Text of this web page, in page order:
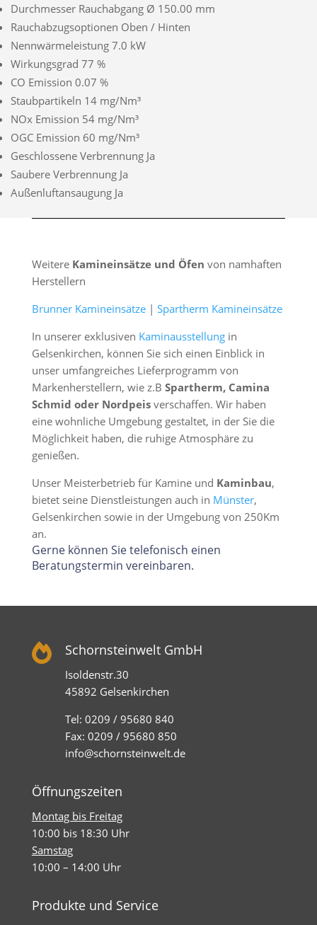
Durchmesser Rauchabgang Ø 150.00 mm
Rauchabzugsoptionen Oben / Hinten
Nennwärmeleistung 7.0 kW
Wirkungsgrad 77 %
CO Emission 0.07 %
Staubpartikeln 14 mg/Nm³
NOx Emission 54 mg/Nm³
OGC Emission 60 mg/Nm³
Geschlossene Verbrennung Ja
Saubere Verbrennung Ja
Außenluftansaugung Ja
Weitere Kamineinsätze und Öfen von namhaften
Herstellern
Brunner Kamineinsätze| Spartherm Kamineinsätze
In unserer exklusiven Kaminausstellungin
Gelsenkirchen, können Sie sich einen Einblick in
unser umfangreiches Lieferprogramm von
Markenherstellern, wie z.B Spartherm, Camina
Schmid oder Nordpeisverschaffen. Wir haben
eine wohnliche Umgebung gestaltet, in der Sie die
Möglichkeit haben, die ruhige Atmosphäre zu
genießen.
Unser Meisterbetrieb für Kamine und Kaminbau,
bietet seine Dienstleistungen auch in Münster,
Gelsenkirchen sowie in der Umgebung von 250Km
an.
Gerne können Sie telefonisch einen
Beratungstermin vereinbaren.
 Schornsteinwelt GmbH
Isoldenstr.30
45892 Gelsenkirchen
Tel: 0209 / 95680 840
Fax: 0209 / 95680 850
info@schornsteinwelt.de
Öffnungszeiten
Montag bis Freitag
10:00 bis 18:30 Uhr
Samstag
10:00 – 14:00 Uhr
Produkte und Service